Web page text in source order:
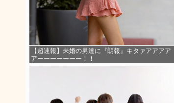
【超速報】未婚の男達に『朗報』キタァアアアア
アーーーーーーー！！